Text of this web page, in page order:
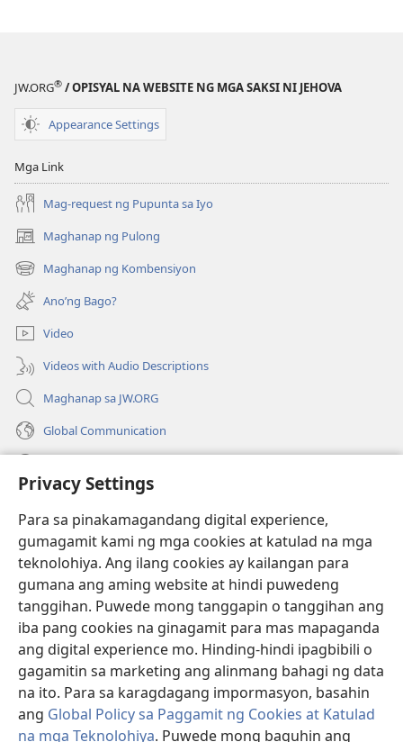
Privacy Settings
Para sa pinakamagandang digital experience,
gumagamit kami ng mga cookies at katulad na mga
teknolohiya. Ang ilang cookies ay kailangan para
gumana ang aming website at hindi puwedeng
tanggihan. Puwede mong tanggapin o tanggihan ang
iba pang cookies na ginagamit para mas mapaganda
ang digital experience mo. Hinding-hindi ipagbibili o
gagamitin sa marketing ang alinmang bahagi ng data
na ito. Para sa karagdagang impormasyon, basahin
ang Global Policy sa Paggamit ng Cookies at Katulad
na mga Teknolohiya. Puwede mong baguhin ang
SA
2002
JW.ORG® / OPISYAL NA WEBSITE NG MGA SAKSI NI JEHOVA
Appearance Settings
Mga Link
Mag-request ng Pupunta sa Iyo
Maghanap ng Pulong
(may
bubukas
na
bagong
window)
Maghanap ng Kombensiyon
(may
bubukas
na
bagong
window)
Ano’ng Bago?
Video
Videos with Audio Descriptions
Maghanap sa JW.ORG
Global Communication
(may
na
bagong
window)
Watchtower ONLINE LIBRARY™
(may
bubukas
na
bagong
window)
JW Hub ®
(may
bubukas
bagong
window)
JW Library ®
Watchtower Library®